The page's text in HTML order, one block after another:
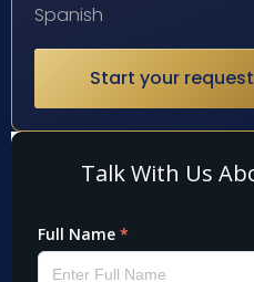
Spanish
Start your request